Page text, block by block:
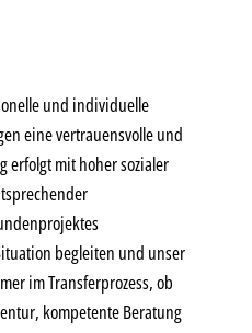
und individuelle
eine vertrauensvolle und
erfolgt mit hoher sozialer
begleiten und unser
im Transferprozess, ob
kompetente Beratung